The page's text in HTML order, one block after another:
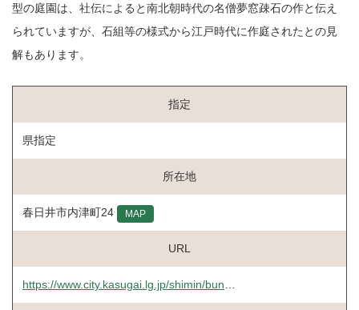
型の庭園は、社伝によると南北朝時代の名僧夢窓疎石の作と伝え
られていますが、石組等の様式から江戸時代に作庭されたとの見
解もあります。
指定
県指定
所在地
春日井市内津町24 MAP
URL
https://www.city.kasugai.lg.jp/shimin/bunka/shiteibunka/utsutsucyou.html